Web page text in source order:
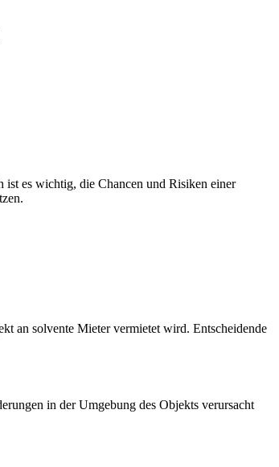
ist es wichtig, die Chancen und Risiken einer
an solvente Mieter vermietet wird. Entscheidende
in der Umgebung des Objekts verursacht